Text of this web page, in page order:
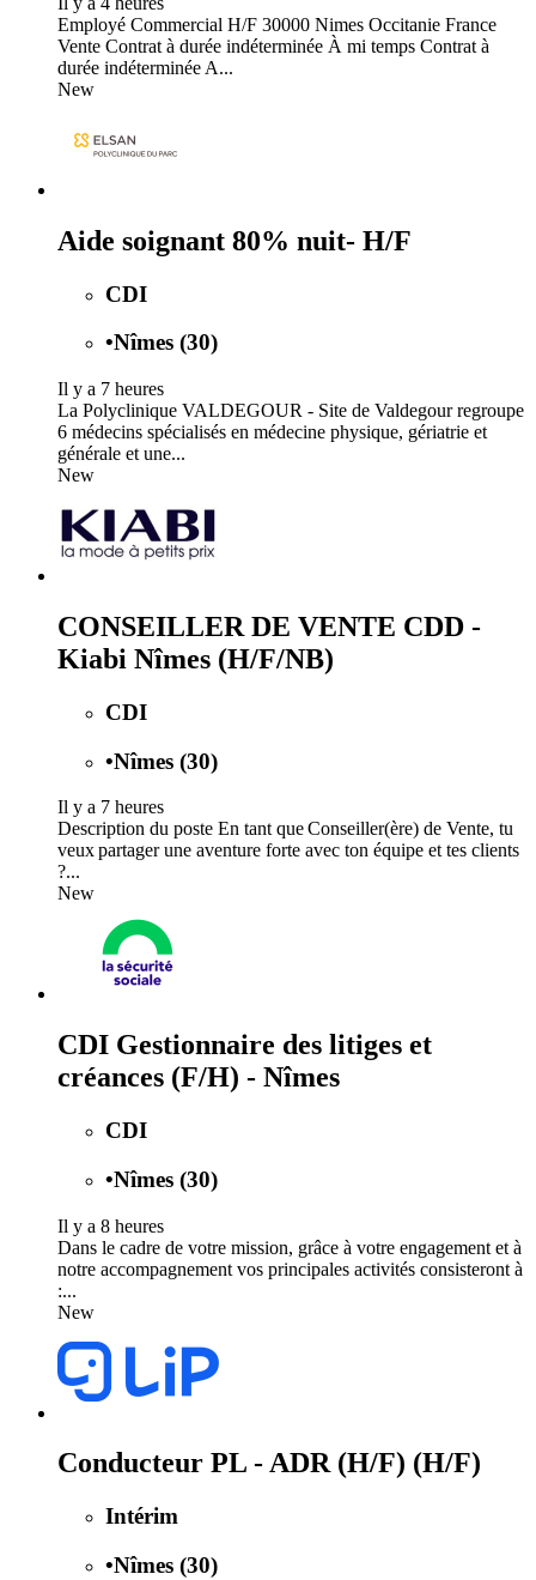
Employé Commercial H/F 30000 Nimes Occitanie France
Vente Contrat à durée indéterminée À mi temps Contrat à
durée indéterminée A...
New
Aide soignant 80% nuit- H/F
CDI
•Nîmes (30)
Il y a 7 heures
La Polyclinique VALDEGOUR - Site de Valdegour regroupe
6 médecins spécialisés en médecine physique, gériatrie et
générale et une...
New
CONSEILLER DE VENTE CDD -
Kiabi Nîmes (H/F/NB)
CDI
•Nîmes (30)
Il y a 7 heures
Description du poste En tant que Conseiller(ère) de Vente, tu
veux partager une aventure forte avec ton équipe et tes clients
?...
New
CDI Gestionnaire des litiges et
créances (F/H) - Nîmes
CDI
•Nîmes (30)
Il y a 8 heures
Dans le cadre de votre mission, grâce à votre engagement et à
notre accompagnement vos principales activités consisteront à
:...
New
Conducteur PL - ADR (H/F) (H/F)
Intérim
•Nîmes (30)